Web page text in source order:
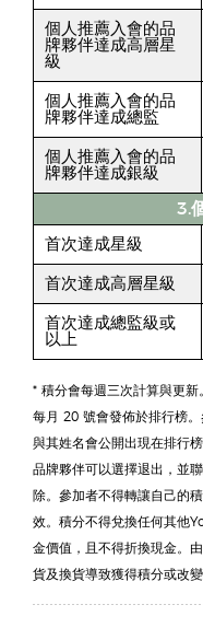
個人推薦入會的品
牌夥伴達成高層星
級
個人推薦入會的品
牌夥伴達成總監
個人推薦入會的品
牌夥伴達成銀級
3.
首次達成星級
首次達成高層星級
首次達成總監級或
以上
* 積分會每週三次計算與更
每月 20 號會發佈於排行榜
與其姓名會公開出現在排行
品牌夥伴可以選擇退出，並
除。參加者不得轉讓自己的
效。積分不得兌換任何其他
金價值，且不得折換現金。
貨及換貨導致獲得積分或改